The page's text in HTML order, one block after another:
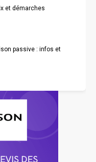
et démarches
passive : infos et